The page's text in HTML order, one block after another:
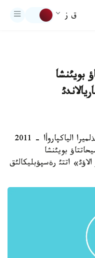
ق ز
بويئنشا
استانا. قازاننئث 6-سئ. قازاقپارات /گذلميرا الياكپاروأا - 2011
بويئنشا
اتتئ رةسپؤبليكالئق